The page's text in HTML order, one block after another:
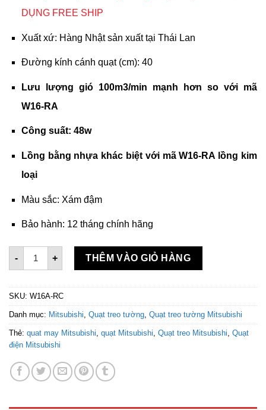
DỤNG FREE SHIP
Xuất xứ: Hàng Nhật sản xuất tại Thái Lan
Đường kính cánh quạt (cm): 40
Lưu lượng gió 100m3/min mạnh hơn so với mã
W16-RA
Công suất: 48w
Lồng bằng nhựa khác biệt với mã W16-RA lồng kim
loại
Màu sắc: Xám đậm
Bảo hành: 12 tháng chính hãng
-
Quạt treo tường Mitsubishi W16A-RC Xám số lượng
+ THÊM VÀO GIỎ HÀNG
SKU: W16A-RC
Danh mục: Mitsubishi Quạt treo tường Quạt treo tường Mitsubishi
Thẻ: quat may Mitsubishi quạt Mitsubishi Quạt treo Mitsubishi Quạt
điện Mitsubishi